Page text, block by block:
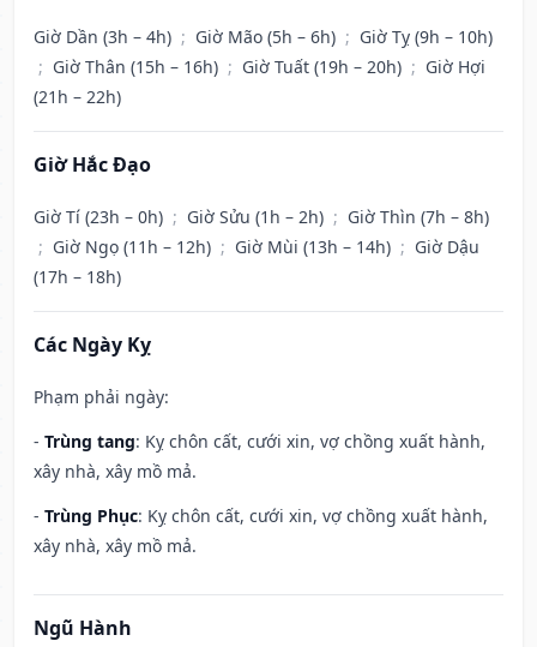
Giờ Dần (3h – 4h) ; Giờ Mão (5h – 6h) ; Giờ Tỵ (9h – 10h)
; Giờ Thân (15h – 16h) ; Giờ Tuất (19h – 20h) ; Giờ Hợi
(21h – 22h)
Giờ Hắc Đạo
Giờ Tí (23h – 0h) ; Giờ Sửu (1h – 2h) ; Giờ Thìn (7h – 8h)
; Giờ Ngọ (11h – 12h) ; Giờ Mùi (13h – 14h) ; Giờ Dậu
(17h – 18h)
Các Ngày Kỵ
Phạm phải ngày:
- Trùng tang: Kỵ chôn cất, cưới xin, vợ chồng xuất hành,
xây nhà, xây mồ mả.
- Trùng Phục: Kỵ chôn cất, cưới xin, vợ chồng xuất hành,
xây nhà, xây mồ mả.
Ngũ Hành